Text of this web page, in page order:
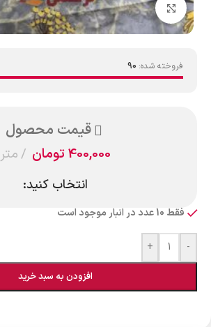
بزرگنمایی تصویر
فروخته شده: 90
قیمت محصول
400,000تومان متر
انتخاب کنید:
فقط 10 عدد در انبار موجود است
-
+
افزودن به سبد خرید